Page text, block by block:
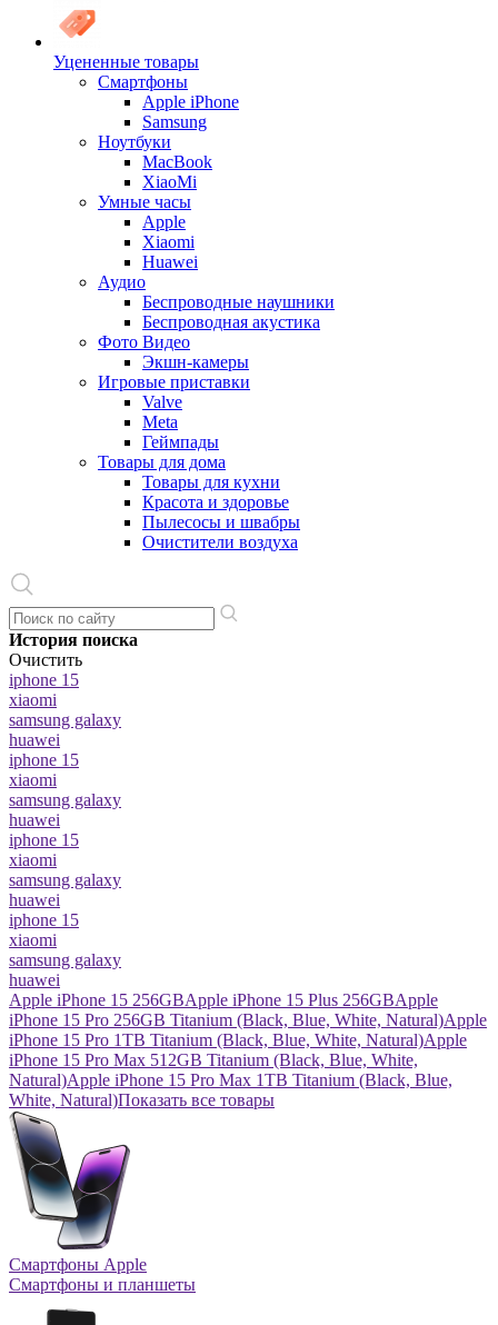
Уцененные товары
Cмартфоны
Apple iPhone
Samsung
Ноутбуки
MacBook
XiaoMi
Умные часы
Apple
Xiaomi
Huawei
Аудио
Беспроводные наушники
Беспроводная акустика
Фото Видео
Экшн-камеры
Игровые приставки
Valve
Meta
Геймпады
Товары для дома
Товары для кухни
Красота и здоровье
Пылесосы и швабры
Очистители воздуха
История поиска
Очистить
iphone 15
xiaomi
samsung galaxy
huawei
iphone 15
xiaomi
samsung galaxy
huawei
iphone 15
xiaomi
samsung galaxy
huawei
iphone 15
xiaomi
samsung galaxy
huawei
Apple iPhone 15 256GBApple iPhone 15 Plus 256GBApple
iPhone 15 Pro 256GB Titanium (Black, Blue, White, Natural)Apple
iPhone 15 Pro 1TB Titanium (Black, Blue, White, Natural)Apple
iPhone 15 Pro Max 512GB Titanium (Black, Blue, White,
Natural)Apple iPhone 15 Pro Max 1TB Titanium (Black, Blue,
White, Natural)Показать все товары
Смартфоны Apple
Смартфоны и планшеты